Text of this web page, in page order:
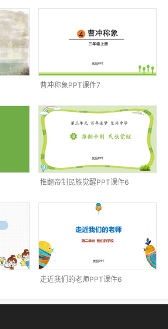
曹冲称象PPT课件7
推翻帝制民族觉醒PPT课件6
走近我们的老师PPT课件6